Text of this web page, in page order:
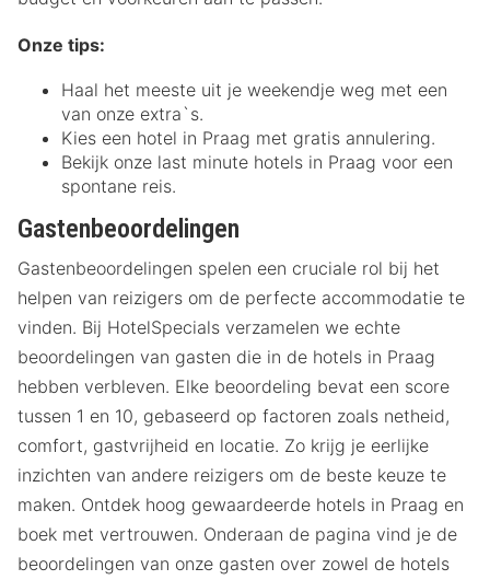
Onze tips:
Haal het meeste uit je weekendje weg met een
van onze extra`s.
Kies een hotel in Praag met gratis annulering.
Bekijk onze last minute hotels in Praag voor een
spontane reis.
Gastenbeoordelingen
Gastenbeoordelingen spelen een cruciale rol bij het
helpen van reizigers om de perfecte accommodatie te
vinden. Bij HotelSpecials verzamelen we echte
beoordelingen van gasten die in de hotels in Praag
hebben verbleven. Elke beoordeling bevat een score
tussen 1 en 10, gebaseerd op factoren zoals netheid,
comfort, gastvrijheid en locatie. Zo krijg je eerlijke
inzichten van andere reizigers om de beste keuze te
maken. Ontdek hoog gewaardeerde hotels in Praag en
boek met vertrouwen. Onderaan de pagina vind je de
beoordelingen van onze gasten over zowel de hotels